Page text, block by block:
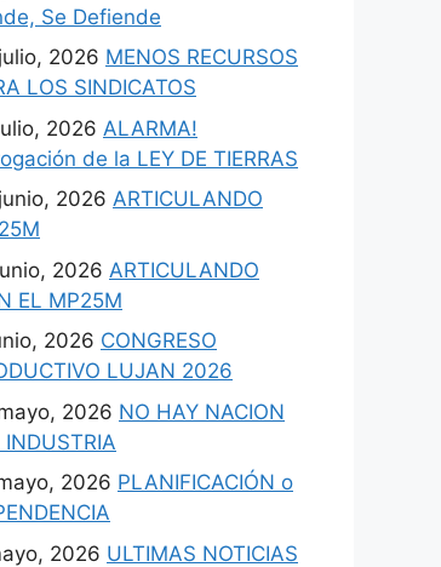
Se Defiende
2026 MENOS RECURSOS
LOS SINDICATOS
2026 ALARMA!
de la LEY DE TIERRAS
2026 ARTICULANDO
2026 ARTICULANDO
EL MP25M
2026 CONGRESO
LUJAN 2026
2026 NO HAY NACION
INDUSTRIA
2026 PLANIFICACIÓN o
2026 ULTIMAS NOTICIAS